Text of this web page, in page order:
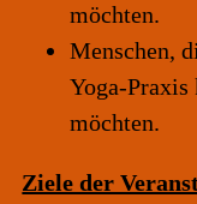
möchten.
Menschen,
Yoga-
möchten.
Ziele der